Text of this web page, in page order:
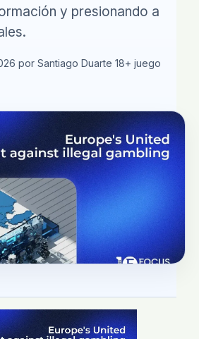
y presionando a
por Santiago Duarte 18+ juego